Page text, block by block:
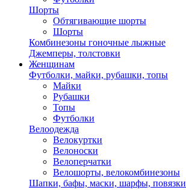
Шорты
Обтягивающие шорты
Шорты
Комбинезоны гоночные лыжные
Джемперы, толстовки
Женщинам
Футболки, майки, рубашки, топы
Майки
Рубашки
Топы
Футболки
Велоодежда
Велокуртки
Велоноски
Велоперчатки
Велошорты, велокомбинезоны
Шапки, бафы, маски, шарфы, повязки